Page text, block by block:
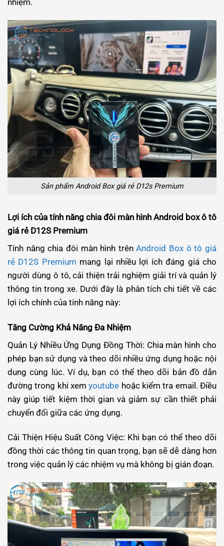
nhiệm.
Sản phẩm Android Box giá rẻ D12s Premium
Lợi ích của tính năng chia đôi màn hình Android box ô tô
giá rẻ D12S Premium
Tính năng chia đôi màn hình trênAndroid Box ô tô giá
rẻ D12S Premium mang lại nhiều lợi ích đáng giá cho
người dùng ô tô, cải thiện trải nghiệm giải trí và quản lý
thông tin trong xe. Dưới đây là phân tích chi tiết về các
lợi ích chính của tính năng này:
Tăng Cường Khả Năng Đa Nhiệm
Quản Lý Nhiều Ứng Dụng Đồng Thời: Chia màn hình cho
phép bạn sử dụng và theo dõi nhiều ứng dụng hoặc nội
dung cùng lúc. Ví dụ, bạn có thể theo dõi bản đồ dẫn
đường trong khi xemyoutube hoặc kiểm tra email. Điều
này giúp tiết kiệm thời gian và giảm sự cần thiết phải
chuyển đổi giữa các ứng dụng.
Cải Thiện Hiệu Suất Công Việc: Khi bạn có thể theo dõi
đồng thời các thông tin quan trọng, bạn sẽ dễ dàng hơn
trong việc quản lý các nhiệm vụ mà không bị gián đoạn.